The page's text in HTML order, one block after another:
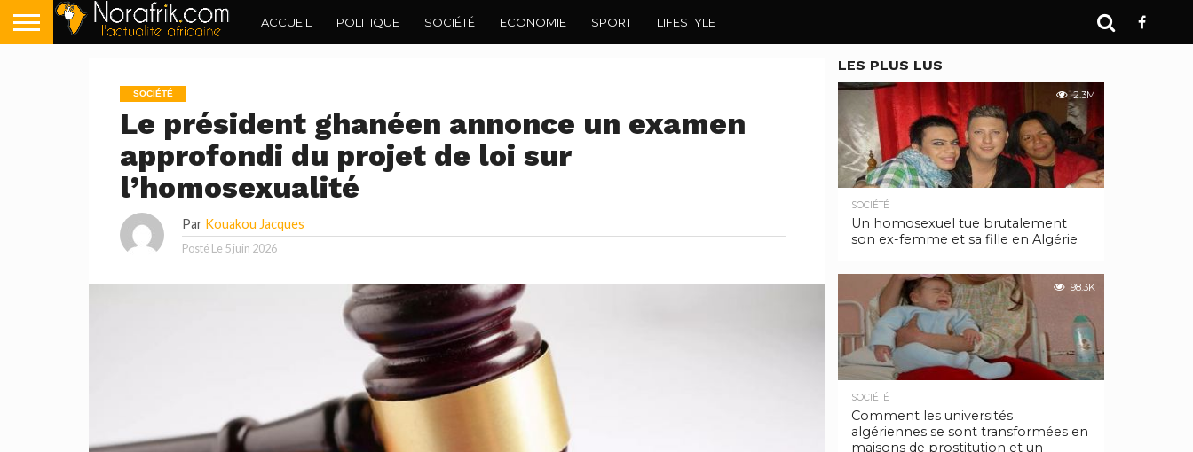
ACCUEIL POLITIQUE SOCIÉTÉ ECONOMIE SPORT LIFESTYLE
SOCIÉTÉ
Le président ghanéen annonce un examen
approfondi du projet de loi sur
l’homosexualité
Par Kouakou Jacques
Posté Le 5 juin 2026
LES PLUS LUS
2.3M
SOCIÉTÉ
Un homosexuel tue brutalement
son ex-femme et sa fille en Algérie
98.3K
SOCIÉTÉ
Comment les universités
algériennes se sont transformées en
maisons de prostitution et un